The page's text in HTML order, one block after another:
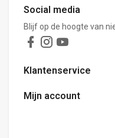
Social media
Blijf op de hoogte van
Klantenservice
Mijn account